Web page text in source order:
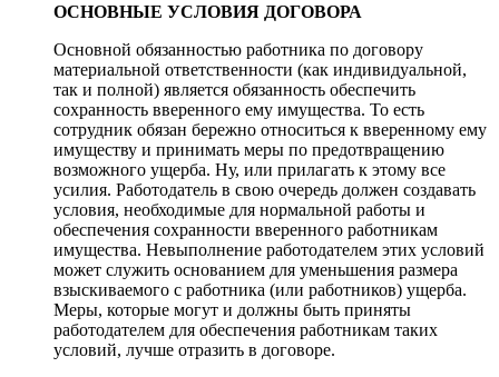
ОСНОВНЫЕ УСЛОВИЯ ДОГОВОРА
Основной обязанностью работника по договору
материальной ответственности (как индивидуальной,
так и полной) является обязанность обеспечить
сохранность вверенного ему имущества. То есть
сотрудник обязан бережно относиться к вверенному ему
имуществу и принимать меры по предотвращению
возможного ущерба. Ну, или прилагать к этому все
усилия. Работодатель в свою очередь должен создавать
условия, необходимые для нормальной работы и
обеспечения сохранности вверенного работникам
имущества. Невыполнение работодателем этих условий
может служить основанием для уменьшения размера
взыскиваемого с работника (или работников) ущерба.
Меры, которые могут и должны быть приняты
работодателем для обеспечения работникам таких
условий, лучше отразить в договоре.